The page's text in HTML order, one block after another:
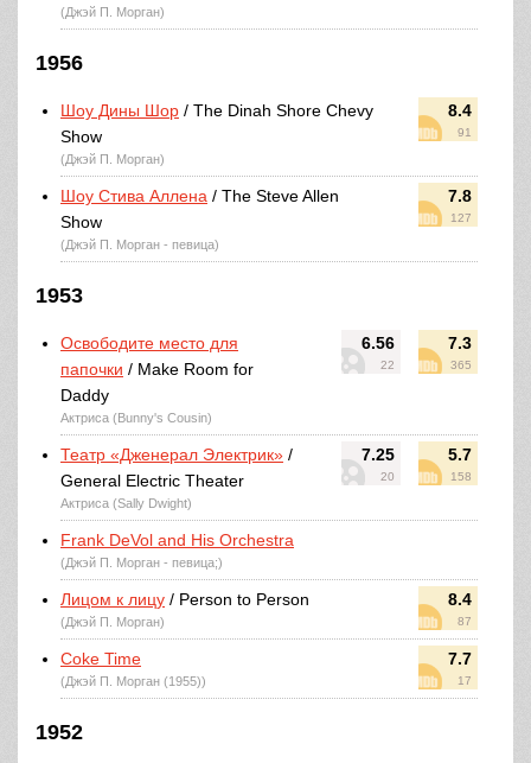
(Джэй П. Морган)
1956
8.4
91
Шоу Дины Шор / The Dinah Shore Chevy
Show
(Джэй П. Морган)
7.8
127
Шоу Стива Аллена / The Steve Allen
Show
(Джэй П. Морган - певица)
1953
6.56
22
7.3
365
Освободите место для
папочки / Make Room for
Daddy
Актриса (Bunny's Cousin)
7.25
20
5.7
158
Театр «Дженерал Электрик» /
General Electric Theater
Актриса (Sally Dwight)
Frank DeVol and His Orchestra
(Джэй П. Морган - певица;)
8.4
87
Лицом к лицу / Person to Person
(Джэй П. Морган)
7.7
17
Coke Time
(Джэй П. Морган (1955))
1952